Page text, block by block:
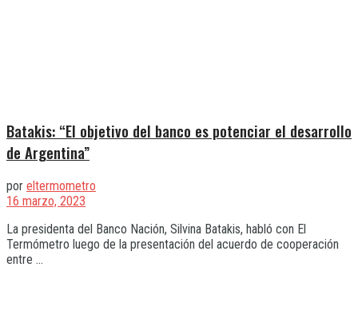
Batakis: “El objetivo del banco es potenciar el desarrollo
de Argentina”
por eltermometro
16 marzo, 2023
La presidenta del Banco Nación, Silvina Batakis, habló con El
Termómetro luego de la presentación del acuerdo de cooperación
entre ...